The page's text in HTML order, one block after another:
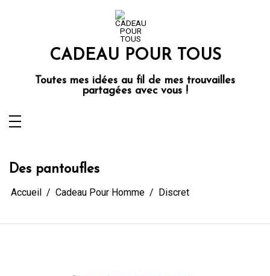
CADEAU POUR TOUS
Toutes mes idées au fil de mes trouvailles
partagées avec vous !
Des pantoufles
Accueil Cadeau Pour Homme Discret